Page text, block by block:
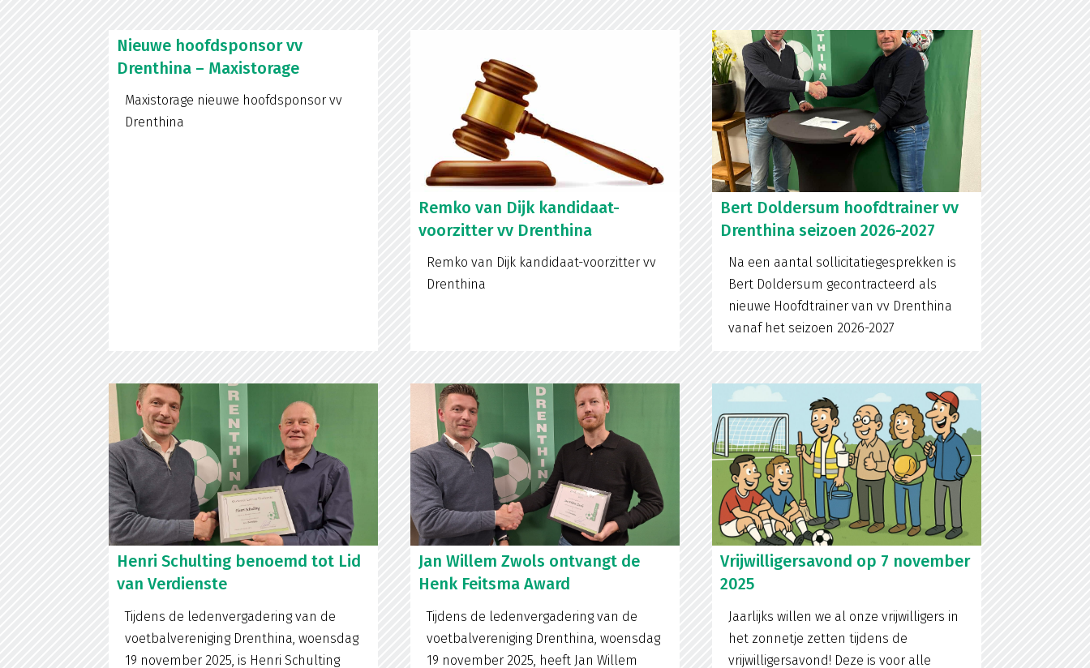
Nieuwe hoofdsponsor vv
Drenthina – Maxistorage
Maxistorage nieuwe hoofdsponsor vv
Drenthina
Remko van Dijk kandidaat-
voorzitter vv Drenthina
Remko van Dijk kandidaat-voorzitter vv
Drenthina
Bert Doldersum hoofdtrainer vv
Drenthina seizoen 2026-2027
Na een aantal sollicitatiegesprekken is
Bert Doldersum gecontracteerd als
nieuwe Hoofdtrainer van vv Drenthina
vanaf het seizoen 2026-2027
Henri Schulting benoemd tot Lid
van Verdienste
Tijdens de ledenvergadering van de
voetbalvereniging Drenthina, woensdag
19 november 2025, is Henri Schulting
Jan Willem Zwols ontvangt de
Henk Feitsma Award
Tijdens de ledenvergadering van de
voetbalvereniging Drenthina, woensdag
19 november 2025, heeft Jan Willem
Vrijwilligersavond op 7 november
2025
Jaarlijks willen we al onze vrijwilligers in
het zonnetje zetten tijdens de
vrijwilligersavond! Deze is voor alle